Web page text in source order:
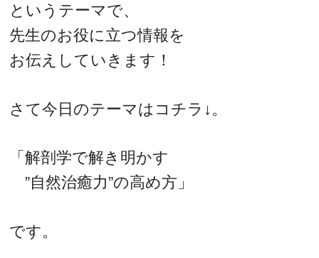
というテーマで、
先生のお役に立つ情報を
お伝えしていきます！
さて今日のテーマはコチラ↓。
「解剖学で解き明かす
”自然治癒力”の高め方」
です。